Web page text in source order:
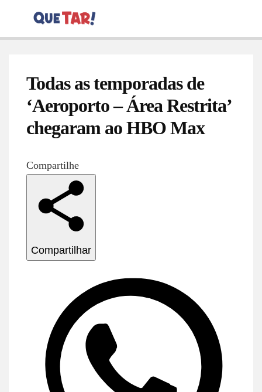
Todas as temporadas de
‘Aeroporto – Área Restrita’
chegaram ao HBO Max
Compartilhe
Compartilhar